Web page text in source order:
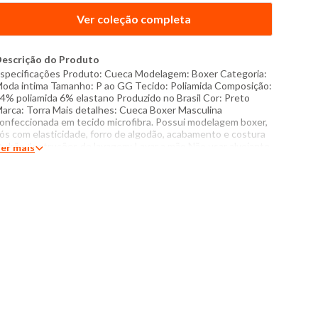
Ver coleção completa
do Produto
Produto: Cueca Modelagem: Boxer Categoria:
intima Tamanho: P ao GG Tecido: Poliamida Composição:
poliamida 6% elastano Produzido no Brasil Cor: Preto
Torra Mais detalhes: Cueca Boxer Masculina
em tecido microfibra. Possui modelagem boxer,
com elasticidade, forro de algodão, acabamento e costura
Instruções de lavagem: Lavar a mão Não usar alvejante
mais